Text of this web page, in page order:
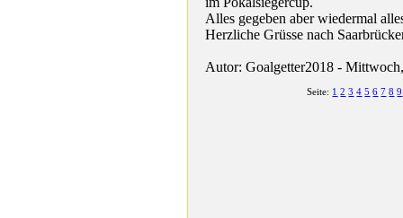
Alles gegeben aber wiedermal
Herzliche Grüsse nach
Autor: Goalgetter2018 -
Seite: 1 2 3 4 5 6 7 8 9